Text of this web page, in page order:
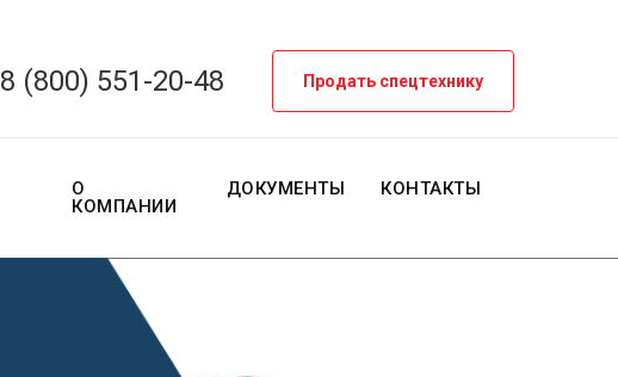
8 (800) 551-20-48 Продать спецтехнику
О
КОМПАНИИ
ДОКУМЕНТЫ КОНТАКТЫ